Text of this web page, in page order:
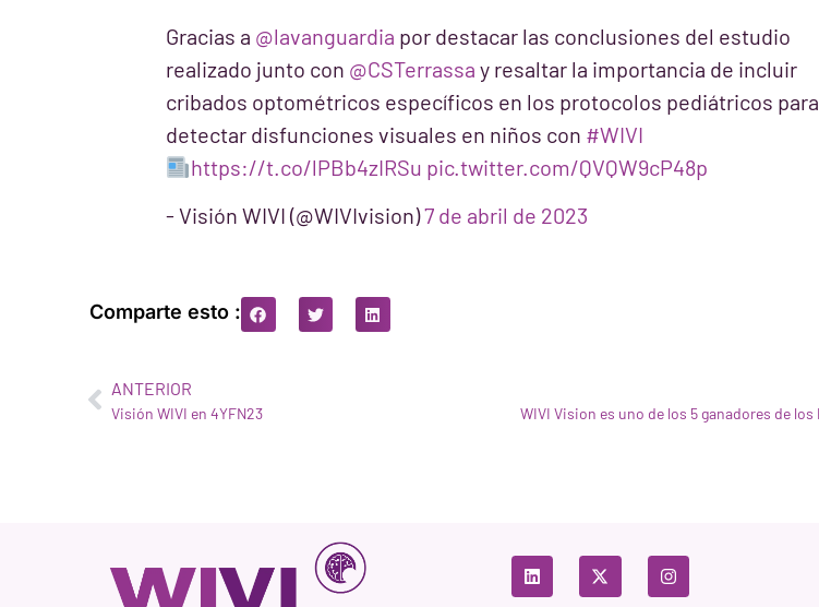
Gracias a @lavanguardia por destacar las conclusiones del estudio
realizado junto con @CSTerrassa y resaltar la importancia de incluir
cribados optométricos específicos en los protocolos pediátricos para
detectar disfunciones visuales en niños con #WIVI
https://t.co/lPBb4zIRSu pic.twitter.com/QVQW9cP48p
- Visión WIVI (@WIVIvision)7 de abril de 2023
Comparte esto :
ANTERIOR
Visión WIVI en 4YFN23